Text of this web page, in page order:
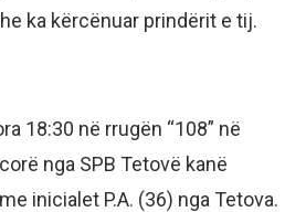
ka kërcënuar prindërit e tij.
18:30 në rrugën “108” në
nga SPB Tetovë kanë
inicialet P.A. (36) nga Tetova.